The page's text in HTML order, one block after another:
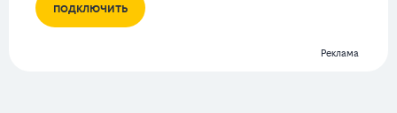
подключить
Реклама